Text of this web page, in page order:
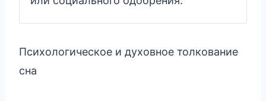
Психологическое и духовное толкование
сна